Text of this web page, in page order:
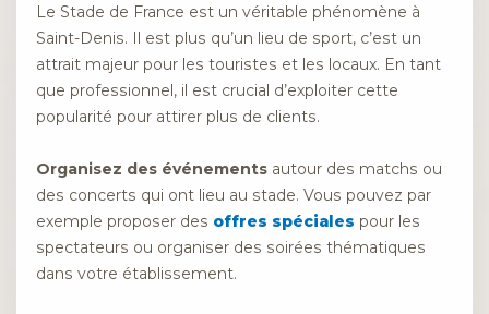
Le Stade de France est un véritable phénomène à
Saint-Denis. Il est plus qu’un lieu de sport, c’est un
attrait majeur pour les touristes et les locaux. En tant
que professionnel, il est crucial d’exploiter cette
popularité pour attirer plus de clients.
Organisez des événements autour des matchs ou
des concerts qui ont lieu au stade. Vous pouvez par
exemple proposer des offres spéciales pour les
spectateurs ou organiser des soirées thématiques
dans votre établissement.